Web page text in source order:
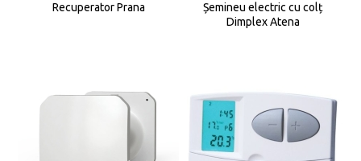
Recuperator Prana
Șemineu electric cu colț
Dimplex Atena